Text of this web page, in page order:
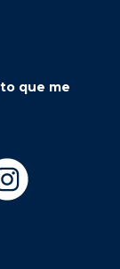
que me